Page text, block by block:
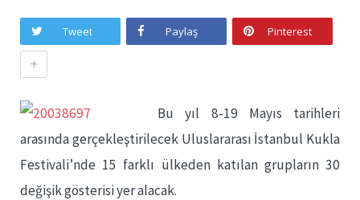
Tweet Paylaş Pinterest
+
Bu yıl 8-19 Mayıs tarihleri
arasında gerçekleştirilecek Uluslararası İstanbul Kukla
Festivali’nde 15 farklı ülkeden katılan grupların 30
değişik gösterisi yer alacak.